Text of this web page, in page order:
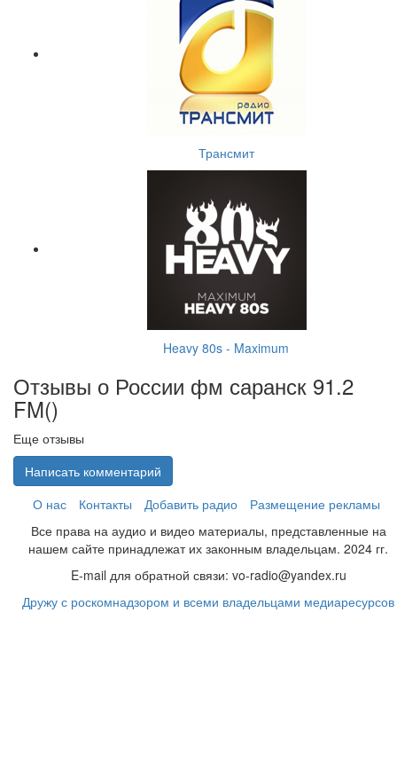
Трансмит
Heavy 80s - Maximum
Отзывы о России фм саранск 91.2
FM()
Еще отзывы
Написать комментарий
О нас
Контакты Добавить радио
Размещение рекламы
Все права на аудио и видео материалы, представленные на
нашем сайте принадлежат их законным владельцам. 2024 гг.
E-mail для обратной связи: vo-radio@yandex.ru
Дружу с роскомнадзором и всеми владельцами медиаресурсов